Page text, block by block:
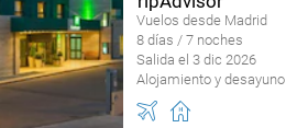
Vuelos desde Madrid
8 días / 7 noches
Salida el 3 dic 2026
Alojamiento y desayuno